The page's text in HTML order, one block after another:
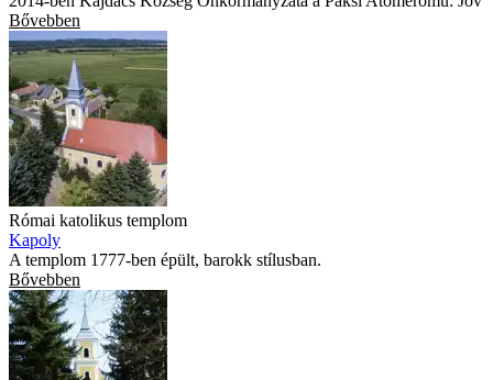
Bővebben
Római katolikus templom
Kapoly
A templom 1777-ben épült, barokk stílusban.
Bővebben